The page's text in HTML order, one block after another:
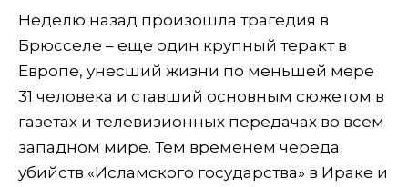
Неделю назад произошла трагедия в
Брюсселе – еще один крупный теракт в
Европе, унесший жизни по меньшей мере
31 человека и ставший основным сюжетом в
газетах и телевизионных передачах во всем
западном мире. Тем временем череда
убийств «Исламского государства» в Ираке и